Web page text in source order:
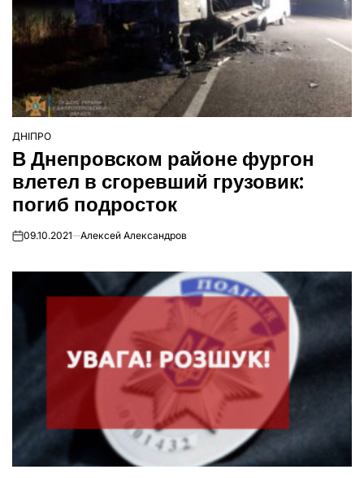
ОПУБЛІКУВАТИ
У
ДНІПРО
В Днепровском районе фургон
влетел в сгоревший грузовик:
погиб подросток
on09.10.2021 Алексей Александров